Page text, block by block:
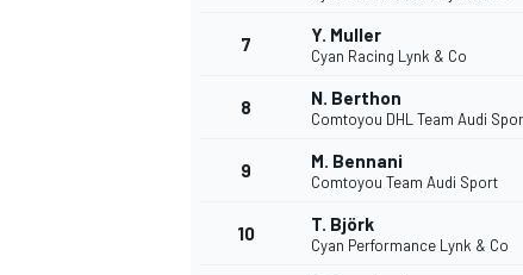
NASCAR CUP
7 Y. Muller
Cyan Racing Lynk & Co
8 N. Berthon
Comtoyou DHL Team Audi
9 M. Bennani
Comtoyou Team Audi Sport
10 T. Björk
Cyan Performance Lynk & Co